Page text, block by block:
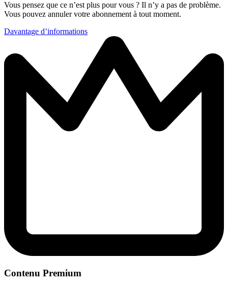
Vous pensez que ce n’est plus pour vous ? Il n’y a pas de problème.
Vous pouvez annuler votre abonnement à tout moment.
Davantage d’informations
Contenu Premium